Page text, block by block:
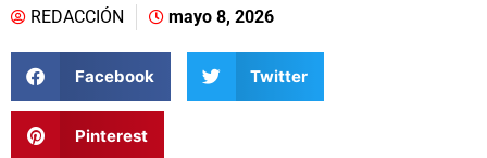
REDACCIÓN mayo 8, 2026
Facebook Twitter
Pinterest